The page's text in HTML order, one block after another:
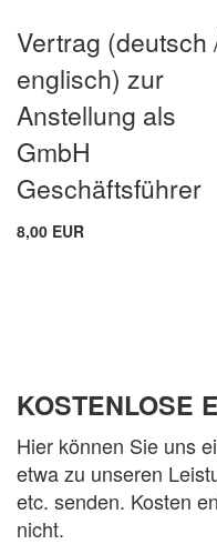
Vertrag (deutsch
englisch) zur
Anstellung als
GmbH
Geschäftsführer
8,00 EUR
KOSTENLOSE
Hier können Sie uns
etwa zu unseren
etc. senden. Kosten
nicht.